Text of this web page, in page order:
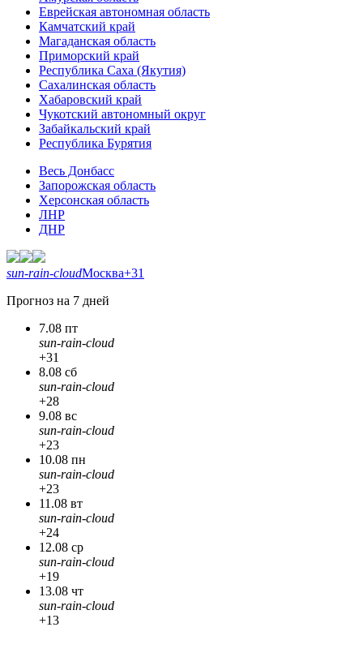
Еврейская автономная область
Камчатский край
Магаданская область
Приморский край
Республика Саха (Якутия)
Сахалинская область
Хабаровский край
Чукотский автономный округ
Забайкальский край
Республика Бурятия
Весь Донбасс
Запорожская область
Херсонская область
ЛНР
ДНР
sun-rain-cloudМосква+31
Прогноз на 7 дней
7.08 пт
sun-rain-cloud
+31
8.08 сб
sun-rain-cloud
+28
9.08 вс
sun-rain-cloud
+23
10.08 пн
sun-rain-cloud
+23
11.08 вт
sun-rain-cloud
+24
12.08 ср
sun-rain-cloud
+19
13.08 чт
sun-rain-cloud
+13